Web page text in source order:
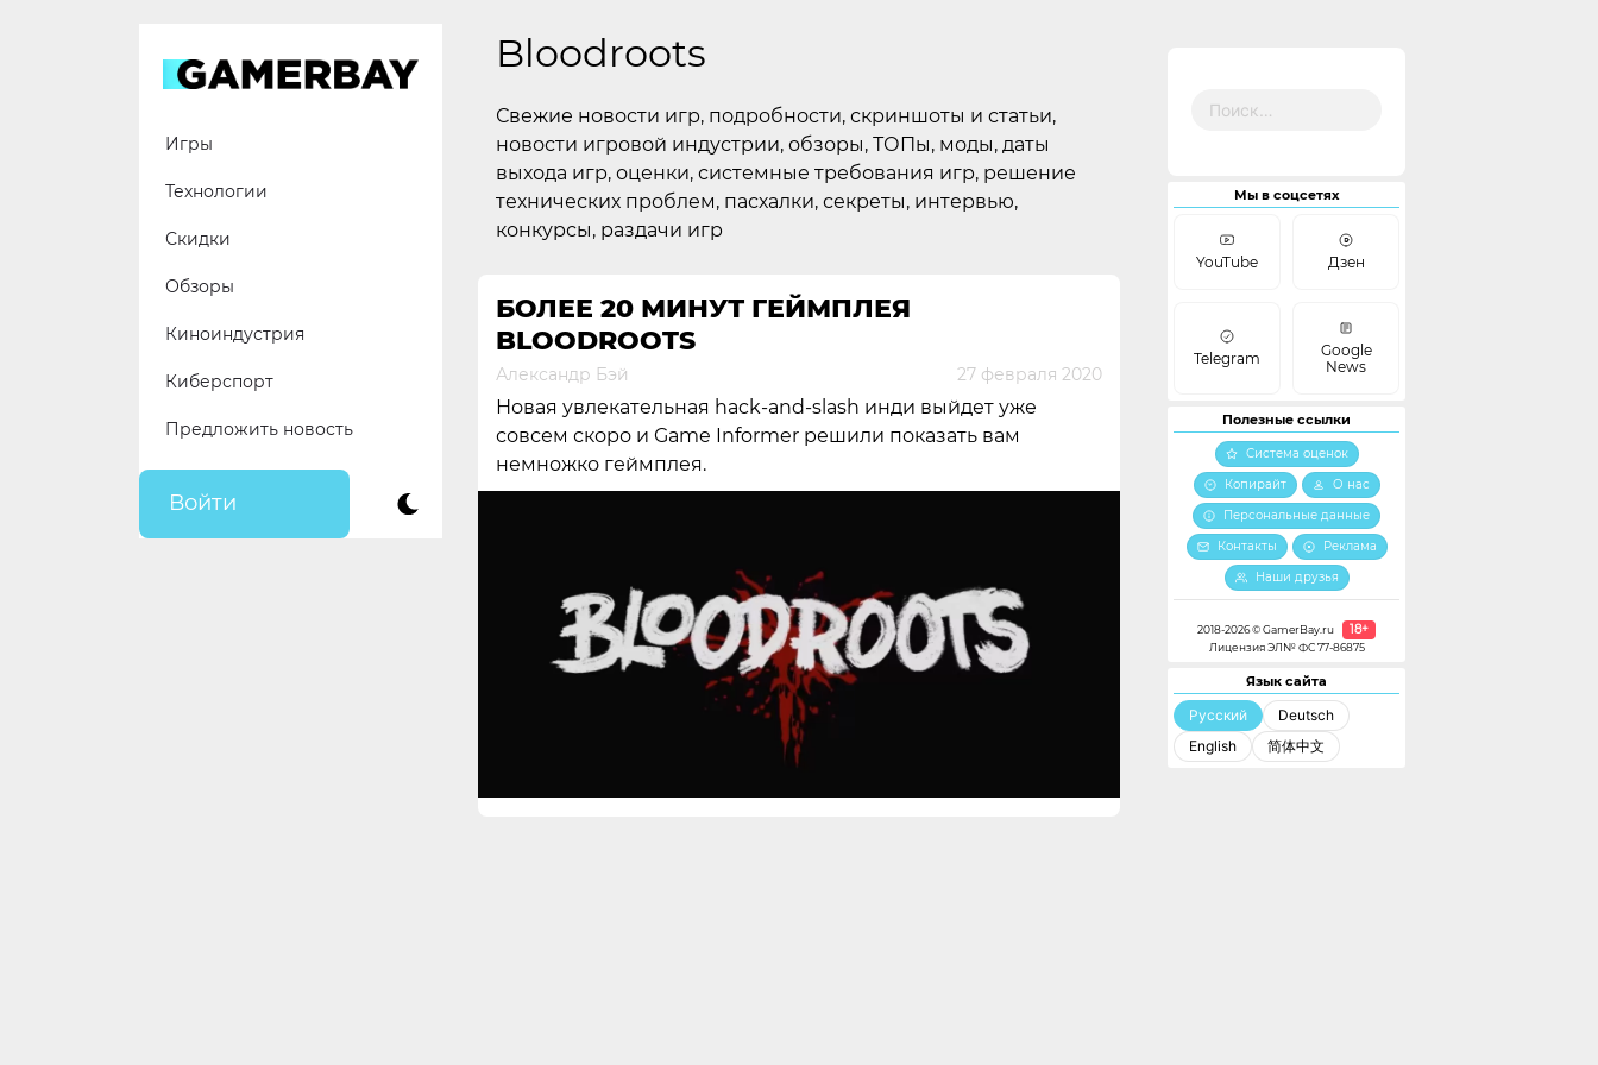
Игры
Технологии
Скидки
Обзоры
Киноиндустрия
Киберспорт
Предложить новость
Войти
Bloodroots
Свежие новости игр, подробности, скриншоты и статьи,
новости игровой индустрии, обзоры, ТОПы, моды, даты
выхода игр, оценки, системные требования игр, решение
технических проблем, пасхалки, секреты, интервью,
конкурсы, раздачи игр
БОЛЕЕ 20 МИНУТ ГЕЙМПЛЕЯ
BLOODROOTS
Александр Бэй 27 февраля 2020
Новая увлекательная hack-and-slash инди выйдет уже
совсем скоро и Game Informer решили показать вам
немножко геймплея.
Мы в соцсетях
YouTube Дзен
Telegram
Google
News
Полезные ссылки
Система оценок
Копирайт
О нас
Персональные данные
Контакты
Реклама
Наши друзья
2018-2026 © GamerBay.ru 18+
Лицензия ЭЛ№ ФС 77-86875
Язык сайта
Русский
Deutsch
English
简体中文